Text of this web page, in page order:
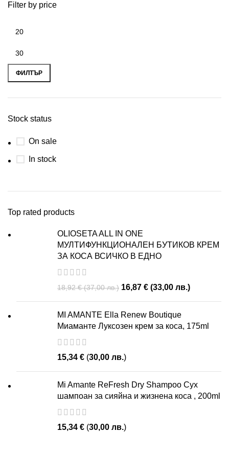
Filter by price
ФИЛТЪР
Stock status
On sale
In stock
Top rated products
OLIOSETA ALL IN ONE
МУЛТИФУНКЦИОНАЛЕН БУТИКОВ КРЕМ
ЗА КОСА ВСИЧКО В ЕДНО
18,92€ (37,00лв.) 16,87 € (33,00 лв.)
MI AMANTE Ella Renew Boutique
Миаманте Луксозен крем за коса, 175ml
15,34 € (30,00 лв.)
Mi Amante ReFresh Dry Shampoo Сух
шампоан за сияйна и жизнена коса , 200ml
15,34 € (30,00 лв.)